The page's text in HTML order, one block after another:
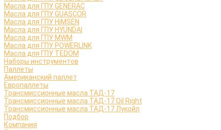
Масла для ГПУ GENERAC
Масла для ГПУ GUASCOR
Масла для ГПУ HiMSEN
Масла для ГПУ HYUNDAI
Масла для ГПУ MWM
Масла для ГПУ POWERLINK
Масла для ГПУ TEDOM
Наборы инструментов
Паллеты
Американский паллет
Европаллеты
Трансмиссионные масла ТАД-17
Трансмиссионные масла ТАД-17 Oil Right
Трансмиссионные масла ТАД-17 Лукойл
Подбор
Компания